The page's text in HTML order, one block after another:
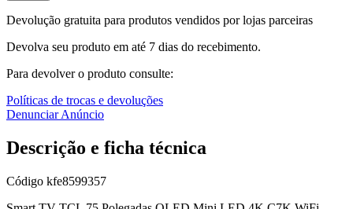
Devolução gratuita para produtos vendidos por lojas parceiras
Devolva seu produto em até 7 dias do recebimento.
Para devolver o produto consulte:
Políticas de trocas e devoluções
Denunciar Anúncio
Descrição e ficha técnica
Código kfe8599357